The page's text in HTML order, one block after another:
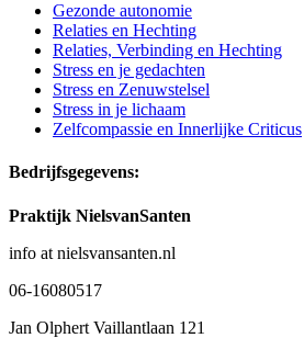
Gezonde autonomie
Relaties en Hechting
Relaties, Verbinding en Hechting
Stress en je gedachten
Stress en Zenuwstelsel
Stress in je lichaam
Zelfcompassie en Innerlijke Criticus
Bedrijfsgegevens:
Praktijk NielsvanSanten
info at nielsvansanten.nl
06-16080517
Jan Olphert Vaillantlaan 121